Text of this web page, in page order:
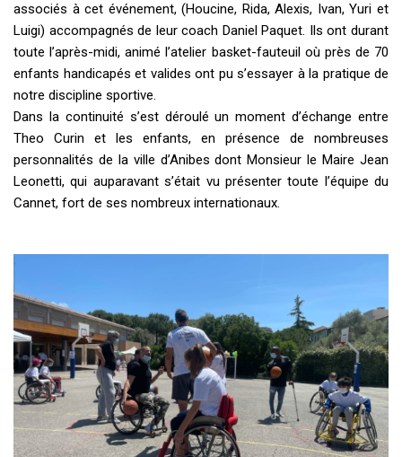
associés à cet événement, (Houcine, Rida, Alexis, Ivan, Yuri et
Luigi) accompagnés de leur coach Daniel Paquet. Ils ont durant
toute l’après-midi, animé l’atelier basket-fauteuil où près de 70
enfants handicapés et valides ont pu s’essayer à la pratique de
notre discipline sportive.
Dans la continuité s’est déroulé un moment d’échange entre
Theo Curin et les enfants, en présence de nombreuses
personnalités de la ville d’Anibes dont Monsieur le Maire Jean
Leonetti, qui auparavant s’était vu présenter toute l’équipe du
Cannet, fort de ses nombreux internationaux.